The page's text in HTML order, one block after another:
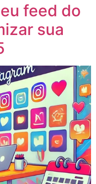
feed do
sua